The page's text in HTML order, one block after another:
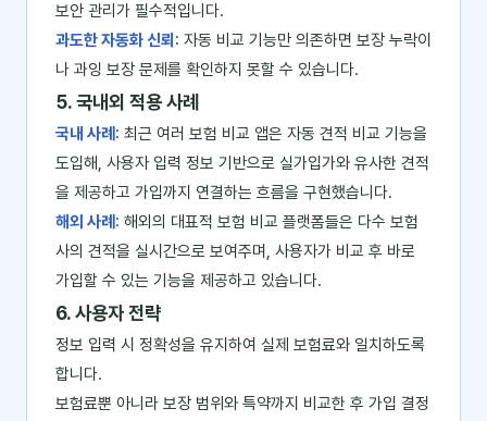
보안 관리가 필수적입니다.
과도한 자동화 신뢰 : 자동 비교 기능만 의존하면 보장 누락이
나 과잉 보장 문제를 확인하지 못할 수 있습니다.
5. 국내외 적용 사례
국내 사례 : 최근 여러 보험 비교 앱은 자동 견적 비교 기능을
도입해, 사용자 입력 정보 기반으로 실가입가와 유사한 견적
을 제공하고 가입까지 연결하는 흐름을 구현했습니다.
해외 사례 : 해외의 대표적 보험 비교 플랫폼들은 다수 보험
사의 견적을 실시간으로 보여주며, 사용자가 비교 후 바로
가입할 수 있는 기능을 제공하고 있습니다.
6. 사용자 전략
정보 입력 시 정확성을 유지하여 실제 보험료와 일치하도록
합니다.
보험료뿐 아니라 보장 범위와 특약까지 비교한 후 가입 결정